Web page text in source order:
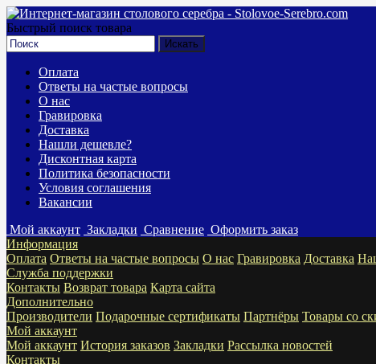
Быстрый поиск товара
Оплата
Ответы на частые вопросы
О нас
Гравировка
Доставка
Нашли дешевле?
Дисконтная карта
Политика безопасности
Условия соглашения
Вакансии
Мой аккаунт Закладки Сравнение Оформить заказ
Информация
Оплата Ответы на частые вопросы О нас Гравировка Доставка
Служба поддержки
Контакты Возврат товара Карта сайта
Дополнительно
Производители Подарочные сертификаты Партнёры Товары со
Мой аккаунт
Мой аккаунт История заказов Закладки Рассылка новостей
Контакты